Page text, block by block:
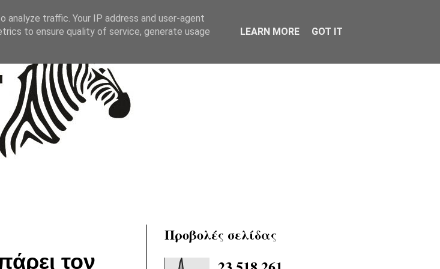
τον
Προβολές σελίδας
traffic. Your IP address and user-agent
to ensure quality of service, generate usage
LEARN MORE GOT IT